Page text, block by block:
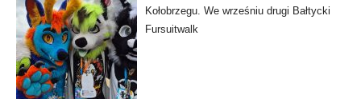
Kołobrzegu. We wrześniu drugi Bałtycki
Fursuitwalk